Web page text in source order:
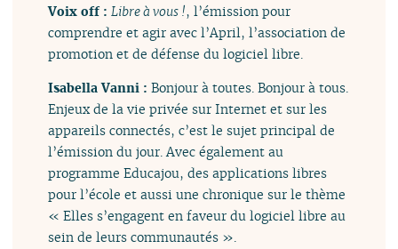
Voix off : Libre à vous !, l’émission pour
comprendre et agir avec l’April, l’association de
promotion et de défense du logiciel libre.
Isabella Vanni :Bonjour à toutes. Bonjour à tous.
Enjeux de la vie privée sur Internet et sur les
appareils connectés, c’est le sujet principal de
l’émission du jour. Avec également au
programme Educajou, des applications libres
pour l’école et aussi une chronique sur le thème
« Elles s’engagent en faveur du logiciel libre au
sein de leurs communautés ».